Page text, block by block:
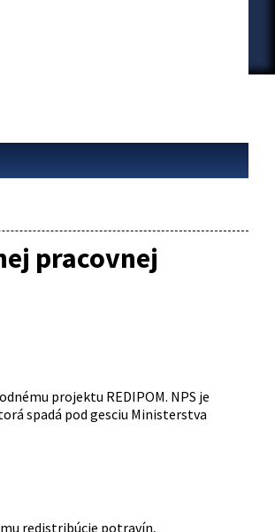
pracovnej
projektu REDIPOM. NPS je
spadá pod gesciu Ministerstva
redistribúcie potravín,